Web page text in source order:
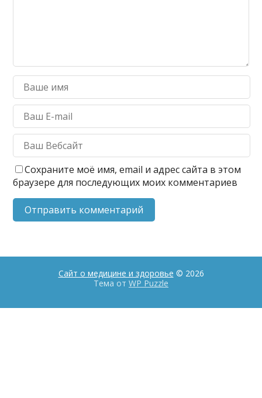
Сохраните моё имя, email и адрес сайта в этом
браузере для последующих моих комментариев
Сайт о медицине и здоровье © 2026
Тема от WP Puzzle